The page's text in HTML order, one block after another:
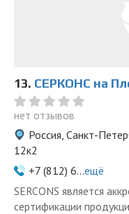
13. СЕРКОНС на
нет отзывов
Россия, Санкт-
12к2
+7 (812) 6...ещё
SERCONS является
сертификации